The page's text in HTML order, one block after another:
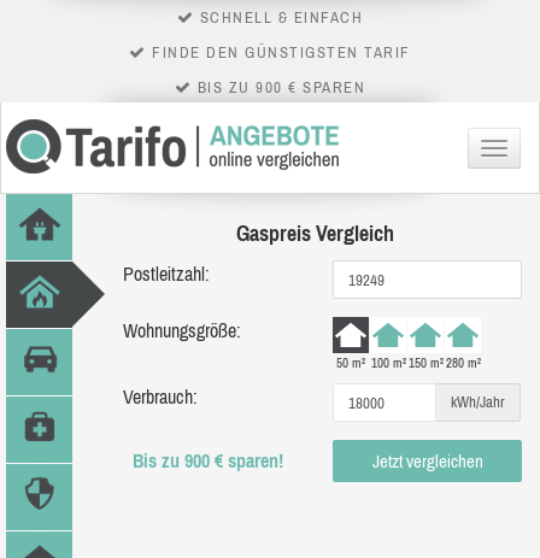
SCHNELL & EINFACH
FINDE DEN GÜNSTIGSTEN TARIF
BIS ZU 900 € SPAREN
Menü
Gaspreis Vergleich
Postleitzahl:
Wohnungsgröße:
50 m² 100 m²150 m²280 m²
Verbrauch: kWh/Jahr
Bis zu 900 € sparen! Jetzt vergleichen